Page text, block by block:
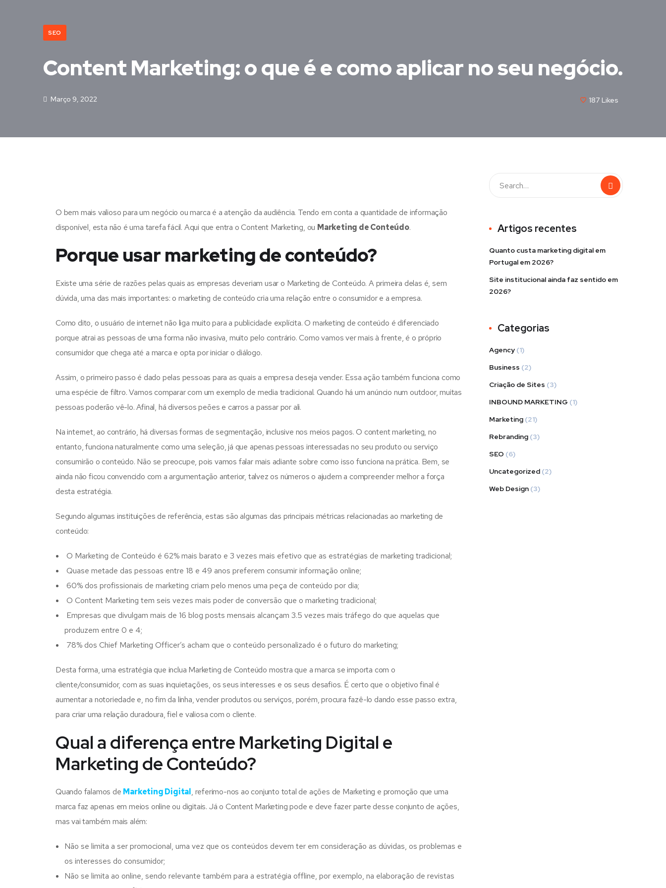
SEO
Content Marketing: o que é e como aplicar no seu negócio.
Março 9, 2022 187 Likes
O bem mais valioso para um negócio ou marca é a atenção da audiência. Tendo em conta a quantidade de informação
disponível, esta não é uma tarefa fácil. Aqui que entra o Content Marketing, ou Marketing de Conteúdo.
Porque usar marketing de conteúdo?
Existe uma série de razões pelas quais as empresas deveriam usar o Marketing de Conteúdo. A primeira delas é, sem
dúvida, uma das mais importantes: o marketing de conteúdo cria uma relação entre o consumidor e a empresa.
Como dito, o usuário de internet não liga muito para a publicidade explícita. O marketing de conteúdo é diferenciado
porque atrai as pessoas de uma forma não invasiva, muito pelo contrário. Como vamos ver mais à frente, é o próprio
consumidor que chega até a marca e opta por iniciar o diálogo.
Assim, o primeiro passo é dado pelas pessoas para as quais a empresa deseja vender. Essa ação também funciona como
uma espécie de filtro. Vamos comparar com um exemplo de media tradicional. Quando há um anúncio num outdoor, muitas
pessoas poderão vê-lo. Afinal, há diversos peões e carros a passar por ali.
Na internet, ao contrário, há diversas formas de segmentação, inclusive nos meios pagos. O content marketing, no
entanto, funciona naturalmente como uma seleção, já que apenas pessoas interessadas no seu produto ou serviço
consumirão o conteúdo. Não se preocupe, pois vamos falar mais adiante sobre como isso funciona na prática. Bem, se
ainda não ficou convencido com a argumentação anterior, talvez os números o ajudem a compreender melhor a força
desta estratégia.
Segundo algumas instituições de referência, estas são algumas das principais métricas relacionadas ao marketing de
conteúdo:
O Marketing de Conteúdo é 62% mais barato e 3 vezes mais efetivo que as estratégias de marketing tradicional;
Quase metade das pessoas entre 18 e 49 anos preferem consumir informação online;
60% dos profissionais de marketing criam pelo menos uma peça de conteúdo por dia;
O Content Marketing tem seis vezes mais poder de conversão que o marketing tradicional;
Empresas que divulgam mais de 16 blog posts mensais alcançam 3.5 vezes mais tráfego do que aquelas que
produzem entre 0 e 4;
78% dos Chief Marketing Officer’s acham que o conteúdo personalizado é o futuro do marketing;
Desta forma, uma estratégia que inclua Marketing de Conteúdo mostra que a marca se importa com o
cliente/consumidor, com as suas inquietações, os seus interesses e os seus desafios. É certo que o objetivo final é
aumentar a notoriedade e, no fim da linha, vender produtos ou serviços, porém, procura fazê-lo dando esse passo extra,
para criar uma relação duradoura, fiel e valiosa com o cliente.
Qual a diferença entre Marketing Digital e
Marketing de Conteúdo?
Quando falamos de Marketing Digital, referimo-nos ao conjunto total de ações de Marketing e promoção que uma
marca faz apenas em meios online ou digitais. Já o Content Marketing pode e deve fazer parte desse conjunto de ações,
mas vai também mais além:
Não se limita a ser promocional, uma vez que os conteúdos devem ter em consideração as dúvidas, os problemas e
os interesses do consumidor;
Não se limita ao online, sendo relevante também para a estratégia offline, por exemplo, na elaboração de revistas
Artigos recentes
Quanto custa marketing digital em
Portugal em 2026?
Site institucional ainda faz sentido em
2026?
Categorias
Agency (1)
Business (2)
Criação de Sites (3)
INBOUND MARKETING (1)
Marketing (21)
Rebranding (3)
SEO (6)
Uncategorized (2)
Web Design (3)